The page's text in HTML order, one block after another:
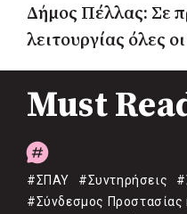
Δήμος Πέλλας: Σε
λειτουργίας όλες
Must
#ΣΠΑΥ #Συντηρήσεις
#Σύνδεσμος Προστασίας